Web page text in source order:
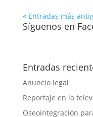
« Entradas más
Síguenos en
Entradas
Anuncio legal
Reportaje en la
Oseointegración